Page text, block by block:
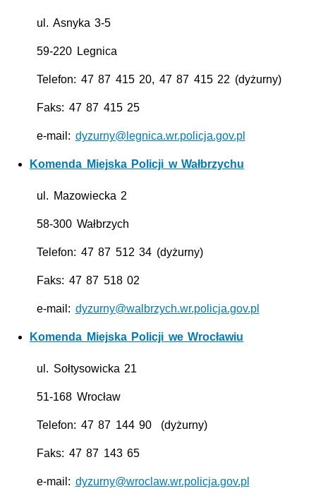
ul. Asnyka 3-5
59-220 Legnica
Telefon: 47 87 415 20, 47 87 415 22 (dyżurny)
Faks: 47 87 415 25
e-mail: dyzurny@legnica.wr.policja.gov.pl
Komenda Miejska Policji w Wałbrzychu
ul. Mazowiecka 2
58-300 Wałbrzych
Telefon: 47 87 512 34 (dyżurny)
Faks: 47 87 518 02
e-mail: dyzurny@walbrzych.wr.policja.gov.pl
Komenda Miejska Policji we Wrocławiu
ul. Sołtysowicka 21
51-168 Wrocław
Telefon: 47 87 144 90 (dyżurny)
Faks: 47 87 143 65
e-mail: dyzurny@wroclaw.wr.policja.gov.pl